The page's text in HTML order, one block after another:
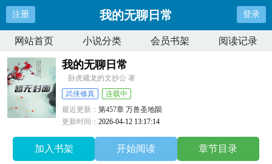
注册 我的无聊日常 登录
网站首页 小说分类 会员书架 阅读记录
我的无聊日常
卧虎藏龙的文抄公 著
武侠修真
连载中
最近更新：第457章 万兽圣地陨
更新时间：2026-04-12 13:17:14
加入书架 开始阅读 章节目录